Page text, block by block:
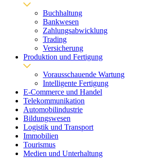
Buchhaltung
Bankwesen
Zahlungsabwicklung
Trading
Versicherung
Produktion und Fertigung
Vorausschauende Wartung
Intelligente Fertigung
E-Commerce und Handel
Telekommunikation
Automobilindustrie
Bildungswesen
Logistik und Transport
Immobilien
Tourismus
Medien und Unterhaltung